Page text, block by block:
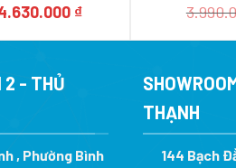
₫Giá
tại
14.630.000 ₫.
2 - THỦ
, Phường Bình
THẠNH
144 Bạch